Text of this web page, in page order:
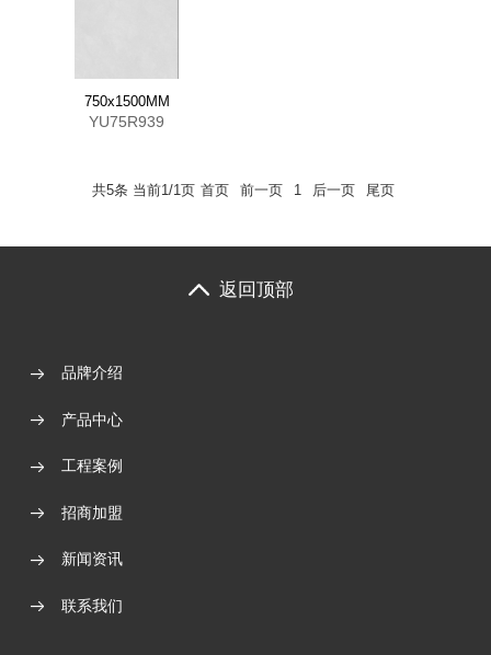
750x1500MM
YU75R939
共5条 当前1/1页 首页 前一页 1 后一页 尾页
返回顶部
品牌介绍
产品中心
工程案例
招商加盟
新闻资讯
联系我们